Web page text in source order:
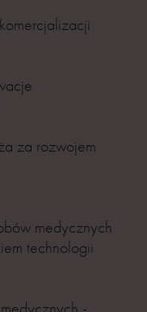
za rozwojem
medycznych
technologii